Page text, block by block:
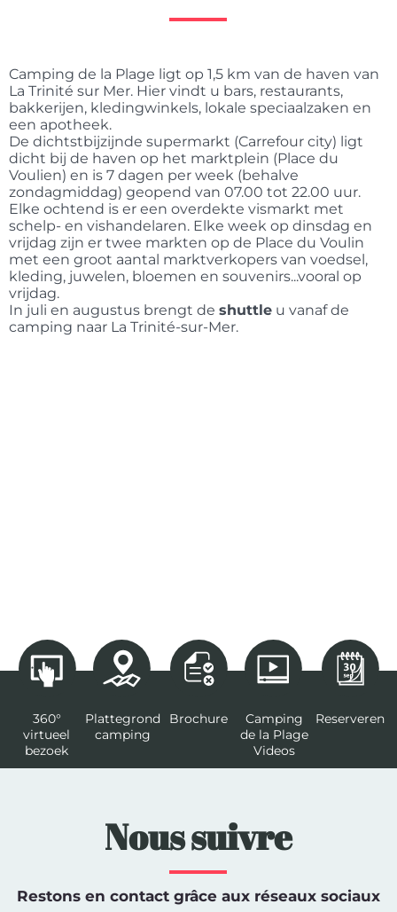
Camping de la Plage ligt op 1,5 km van de haven van
La Trinité sur Mer. Hier vindt u bars, restaurants,
bakkerijen, kledingwinkels, lokale speciaalzaken en
een apotheek.
De dichtstbijzijnde supermarkt (Carrefour city) ligt
dicht bij de haven op het marktplein (Place du
Voulien) en is 7 dagen per week (behalve
zondagmiddag) geopend van 07.00 tot 22.00 uur.
Elke ochtend is er een overdekte vismarkt met
schelp- en vishandelaren. Elke week op dinsdag en
vrijdag zijn er twee markten op de Place du Voulin
met een groot aantal marktverkopers van voedsel,
kleding, juwelen, bloemen en souvenirs...vooral op
vrijdag.
In juli en augustus brengt de shuttle u vanaf de
camping naar La Trinité-sur-Mer.
360°
virtueel
bezoek
Plattegrond
camping
Brochure
Camping
de la Plage
Videos
Reserveren
Nous suivre
Restons en contact grâce aux réseaux sociaux